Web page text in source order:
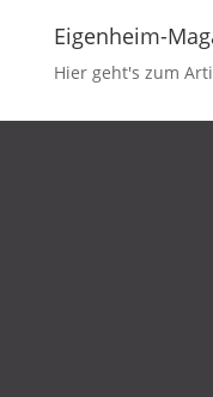
Eigenheim-
Hier geht's zum
DATENSCHUTZ